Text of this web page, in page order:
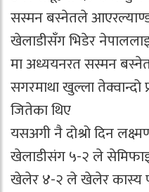
सस्मन बस्नेतले
खेलाडीसँग भिडेर
मा अध्ययनरत सस्मन
सगरमाथा खुल्ला तेक्वान्दो
जितेका थिए
यसअगी नै दोश्रो दिन
खेलाडीसंग ५-२ ले
खेलेर ४-२ ले खेलेर कास्य